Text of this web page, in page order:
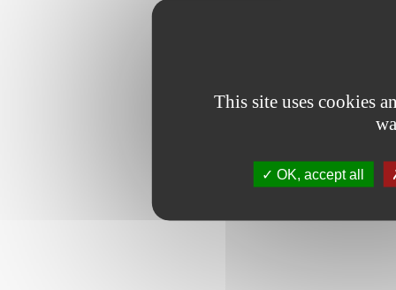
This site uses cookies
OK, accept all